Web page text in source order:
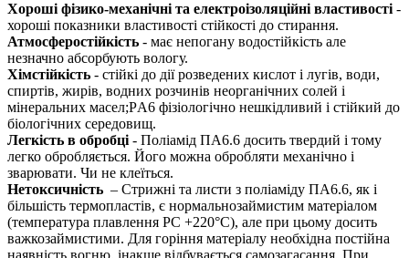
Хороші фізико-механічні та електроізоляційні властивості -
хороші показники властивості стійкості до стирання.
Атмосферостійкість - має непогану водостійкість але
незначно абсорбують вологу.
Хімстійкість - стійкі до дії розведених кислот і лугів, води,
спиртів, жирів, водних розчинів неорганічних солей і
мінеральних масел;PА6 фізіологічно нешкідливий і стійкий до
біологічних середовищ.
Легкість в обробці - Поліамід ПА6.6 досить твердий і тому
легко обробляється. Його можна обробляти механічно і
зварювати. Чи не клеїться.
Нетоксичність – Стрижні та листи з поліаміду ПА6.6, як і
більшість термопластів, є нормальнозаймистим матеріалом
(температура плавлення PС +220°С), але при цьому досить
важкозаймистими. Для горіння матеріалу необхідна постійна
наявність вогню, інакше відбувається самозагасання. При